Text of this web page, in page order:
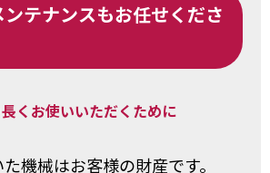
テナンスもお任せくださ
くお使いいただくために
機械はお客様の財産です。